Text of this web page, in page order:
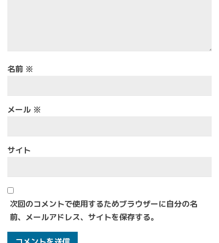
名前 ※
メール ※
サイト
次回のコメントで使用するためブラウザーに自分の名
前、メールアドレス、サイトを保存する。